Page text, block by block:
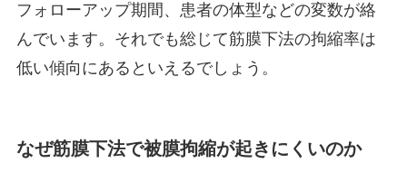
フォローアップ期間、患者の体型などの変数が絡
んでいます。それでも総じて筋膜下法の拘縮率は
低い傾向にあるといえるでしょう。
なぜ筋膜下法で被膜拘縮が起きにくいのか